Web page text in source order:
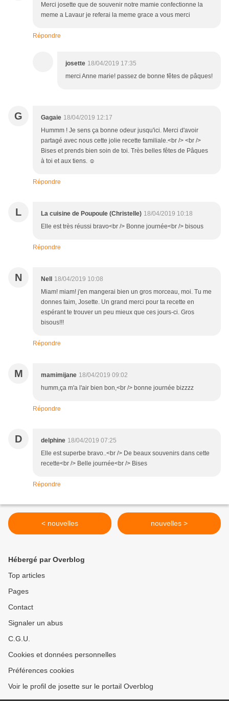
Merci josette que de souvenir notre mamie confectionne la
meme a Lavaur je referai la meme grace a vous merci
Répondre
josette 18/04/2019 17:35
merci Anne marie! passez de bonne fêtes de pâques!
G Gagaie 18/04/2019 12:17
Hummm ! Je sens ça bonne odeur jusqu'ici. Merci d'avoir
partagé avec nous cette jolie recette familiale.<br /> <br />
Bises et prends bien soin de toi. Très belles fêtes de Pâques
à toi et aux tiens. ☺
Répondre
L La cuisine de Poupoule (Christelle) 18/04/2019 10:18
Elle est très réussi bravo<br /> Bonne journée<br /> bisous
Répondre
N Nell 18/04/2019 10:08
Miam! miam! j'en mangerai bien un gros morceau, moi. Tu me
donnes faim, Josette. Un grand merci pour ta recette en
espérant te trouver un peu mieux que ces jours-ci. Gros
bisous!!!
Répondre
M mamimijane 18/04/2019 09:02
humm,ça m'a l'air bien bon,<br /> bonne journée bizzzz
Répondre
D delphine 18/04/2019 07:25
Elle est superbe bravo..<br /> De beaux souvenirs dans cette
recette<br /> Belle journée<br /> Bises
Répondre
< nouvelles nouvelles >
Hébergé par Overblog
Top articles
Pages
Contact
Signaler un abus
C.G.U.
Cookies et données personnelles
Préférences cookies
Voir le profil de josette sur le portail Overblog